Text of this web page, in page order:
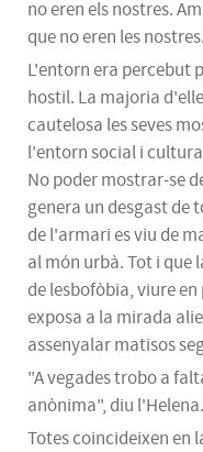
no eren els nostres.
que no eren les
L'entorn era percebut
hostil. La majoria
cautelosa les seves
l'entorn social i
No poder mostrar-se
genera un desgast de
de l'armari es viu de
al món urbà. Tot i que
delesbofòbia, viure
exposa a la mirada
assenyalar matisos
"A vegades trobo a
anònima", diu l'Helena.
Totes coincideixen en